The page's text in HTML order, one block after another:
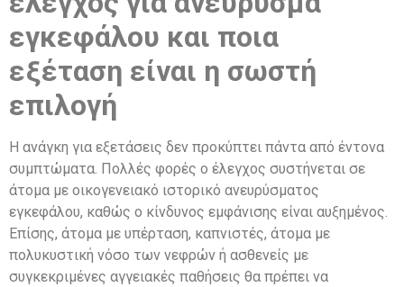
εγκεφάλου και ποια
εξέταση είναι η σωστή
επιλογή
Η ανάγκη για εξετάσεις δεν προκύπτει πάντα από έντονα
συμπτώματα. Πολλές φορές ο έλεγχος συστήνεται σε
άτομα με οικογενειακό ιστορικό ανευρύσματος
εγκεφάλου, καθώς ο κίνδυνος εμφάνισης είναι αυξημένος.
Επίσης, άτομα με υπέρταση, καπνιστές, άτομα με
πολυκυστική νόσο των νεφρών ή ασθενείς με
συγκεκριμένες αγγειακές παθήσεις θα πρέπει να